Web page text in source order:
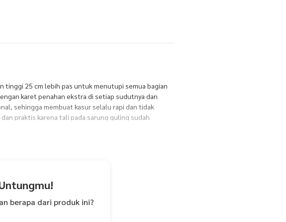
tinggi 25 cm lebih pas untuk menutupi semua bagian
karet penahan ekstra di setiap sudutnya dan
sehingga membuat kasur selalu rapi dan tidak
praktis karena tali pada sarung guling sudah
Teknologi Hi-Breath menghasilkan kain yang lebih
berapa dari produk ini?